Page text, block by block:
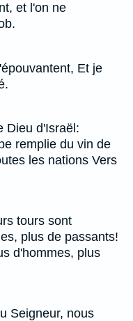
et l'on ne
Et je
Dieu d'Israël:
remplie du vin de
les nations Vers
tours sont
plus de passants!
d'hommes, plus
Seigneur, nous